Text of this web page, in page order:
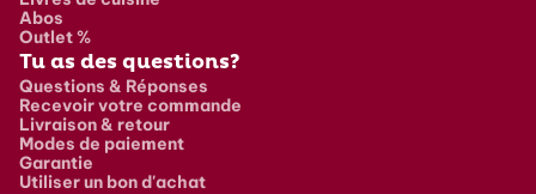
Abos
Outlet %
Tu as des questions?
Questions & Réponses
Recevoir votre commande
Livraison & retour
Modes de paiement
Garantie
Utiliser un bon d'achat